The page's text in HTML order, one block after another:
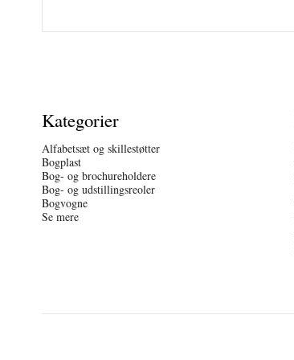
Kategorier
Alfabetsæt og skillestøtter
Bogplast
Bog- og brochureholdere
Bog- og udstillingsreoler
Bogvogne
Se mere